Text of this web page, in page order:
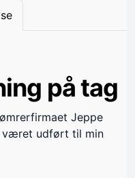
på tag
Jeppe
været udført til min